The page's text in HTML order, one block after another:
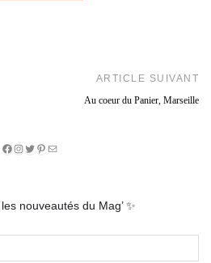
ARTICLE SUIVANT
Au coeur du Panier, Marseille
Facebook
Instagram
Twitter
Pinterest
E-
nouveautés du Mag’ ✨